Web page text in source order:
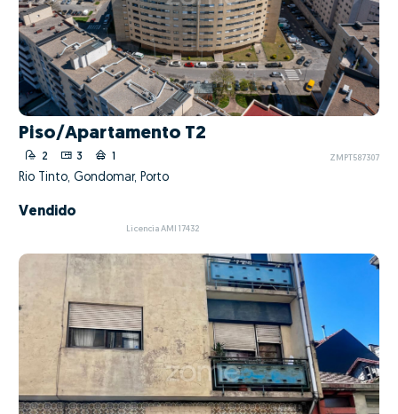
Piso/Apartamento T2
2 3 1 ZMPT587307
Rio Tinto, Gondomar, Porto
Vendido
Licencia AMI 17432